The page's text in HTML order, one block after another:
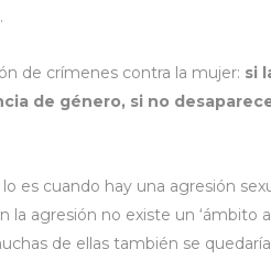
de crímenes contra la mujer: si
de género, si no
lo es cuando hay una agresión
agresión no existe un ‘ámbito
de ellas también se